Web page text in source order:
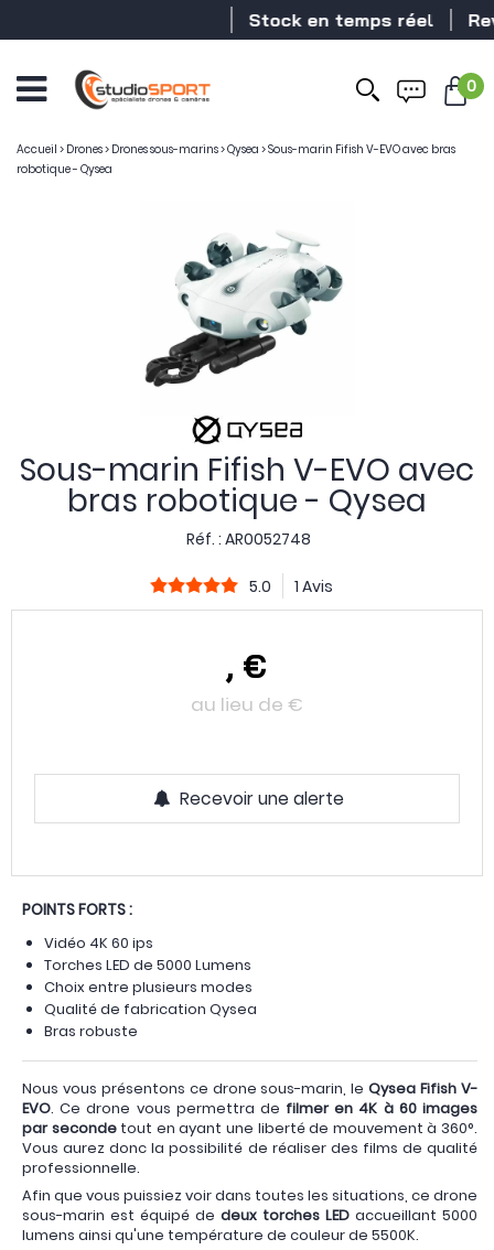
Stock en temps réel
0
Accueil > Drones> Drones sous-marins>Qysea >Sous-marin Fifish V-EVO avec bras
robotique - Qysea
Sous-marin Fifish V-EVO avec
bras robotique - Qysea
Réf. : AR0052748
5.0 1 Avis
, €
au lieu de €
Recevoir une alerte
POINTS FORTS :
Vidéo 4K 60 ips
Torches LED de 5000 Lumens
Choix entre plusieurs modes
Qualité de fabrication Qysea
Bras robuste
Nous vous présentons ce drone sous-marin, leQysea Fifish V-
EVO. Ce drone vous permettra de filmer en 4K à 60 images
par secondetout en ayant une liberté de mouvement à 360°.
Vous aurez donc la possibilité de réaliser des films de qualité
professionnelle.
Afin que vous puissiez voir dans toutes les situations, ce drone
sous-marin est équipé de deux torches LED accueillant 5000
lumens ainsi qu'une température de couleur de 5500K.